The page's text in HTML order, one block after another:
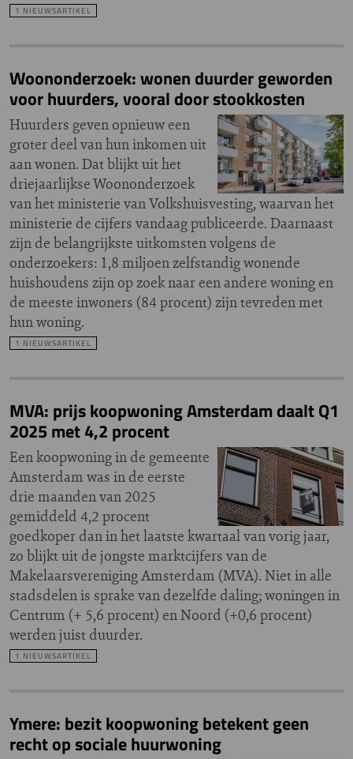
1 NIEUWSARTIKEL
Woononderzoek: wonen duurder geworden
voor huurders, vooral door stookkosten
Huurders geven opnieuw een
groter deel van hun inkomen uit
aan wonen. Dat blijkt uit het
driejaarlijkse Woononderzoek
van het ministerie van Volkshuisvesting, waarvan het
ministerie de cijfers vandaag publiceerde. Daarnaast
zijn de belangrijkste uitkomsten volgens de
onderzoekers: 1,8 miljoen zelfstandig wonende
huishoudens zijn op zoek naar een andere woning en
de meeste inwoners (84 procent) zijn tevreden met
hun woning.
1 NIEUWSARTIKEL
MVA: prijs koopwoning Amsterdam daalt Q1
2025 met 4,2 procent
Een koopwoning in de gemeente
Amsterdam was in de eerste
drie maanden van 2025
gemiddeld 4,2 procent
goedkoper dan in het laatste kwartaal van vorig jaar,
zo blijkt uit de jongste marktcijfers van de
Makelaarsvereniging Amsterdam (MVA). Niet in alle
stadsdelen is sprake van dezelfde daling; woningen in
Centrum (+ 5,6 procent) en Noord (+0,6 procent)
werden juist duurder.
1 NIEUWSARTIKEL
Ymere: bezit koopwoning betekent geen
recht op sociale huurwoning